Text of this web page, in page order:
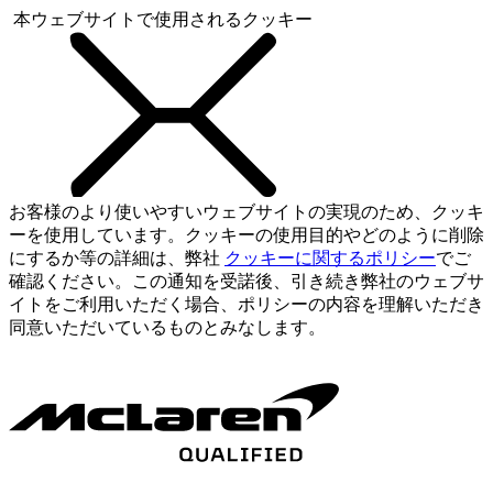
本ウェブサイトで使用されるクッキー
お客様のより使いやすいウェブサイトの実現のため、クッキ
ーを使用しています。クッキーの使用目的やどのように削除
にするか等の詳細は、弊社 クッキーに関するポリシーでご
確認ください。この通知を受諾後、引き続き弊社のウェブサ
イトをご利用いただく場合、ポリシーの内容を理解いただき
同意いただいているものとみなします。